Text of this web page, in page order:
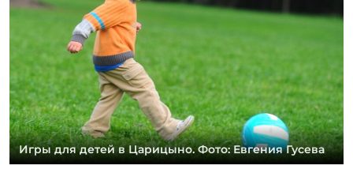
Игры для детей в Царицыно. Фото: Евгения Гусева